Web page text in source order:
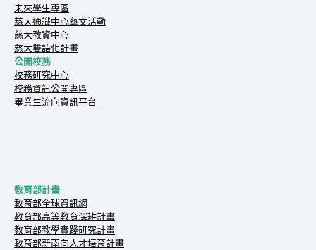
未來學生專區
慈大通識中心藝文活動
慈大教資中心
慈大雙語化計畫
公開校務
校務研究中心
校務資訊公開專區
畢業生流向資訊平台
教育部計畫
教育部全球資訊網
教育部高等教育深耕計畫
教育部教學實踐研究計畫
教育部新南向人才培育計畫